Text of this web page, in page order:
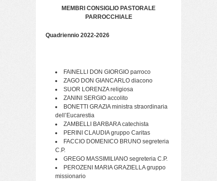
MEMBRI CONSIGLIO PASTORALE
PARROCCHIALE
Quadriennio 2022-2026
FAINELLI DON GIORGIO parroco
ZAGO DON GIANCARLO diacono
SUOR LORENZA religiosa
ZANINI SERGIO accolito
BONETTI GRAZIA ministra straordinaria
dell’Eucarestia
ZAMBELLI BARBARA catechista
PERINI CLAUDIA gruppo Caritas
FACCIO DOMENICO BRUNO segreteria
C.P.
GREGO MASSIMILIANO segreteria C.P.
PEROZENI MARIA GRAZIELLA gruppo
missionario